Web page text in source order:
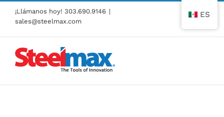
contenido
¡Llámanos hoy! 303.690.9146 |
sales@steelmax.com
ES